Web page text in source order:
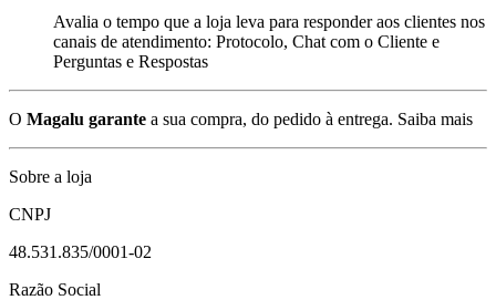
Avalia o tempo que a loja leva para responder aos clientes nos
canais de atendimento: Protocolo, Chat com o Cliente e
Perguntas e Respostas
O Magalu garante a sua compra, do pedido à entrega. Saiba mais
Sobre a loja
CNPJ
48.531.835/0001-02
Razão Social